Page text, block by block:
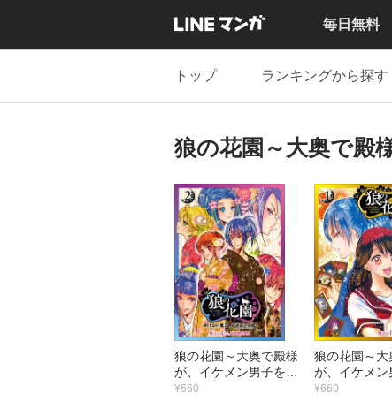
毎日無料
トップ ランキングから探す
狼の花園～大奥で殿
狼の花園～大奥で殿様
が、イケメン男子を囲
ってます！～（２）
¥660
狼の花園～大
が、イケメン
ってます！～
¥660